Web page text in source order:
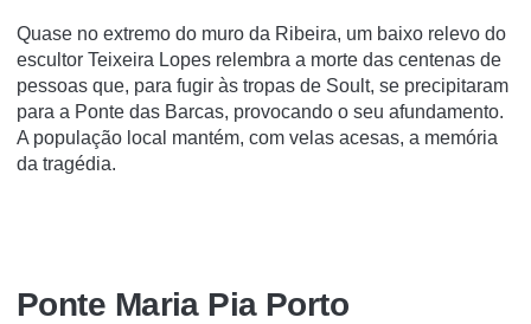
Quase no extremo do muro da Ribeira, um baixo relevo do
escultor Teixeira Lopes relembra a morte das centenas de
pessoas que, para fugir às tropas de Soult, se precipitaram
para a Ponte das Barcas, provocando o seu afundamento.
A população local mantém, com velas acesas, a memória
da tragédia.
Ponte Maria Pia Porto